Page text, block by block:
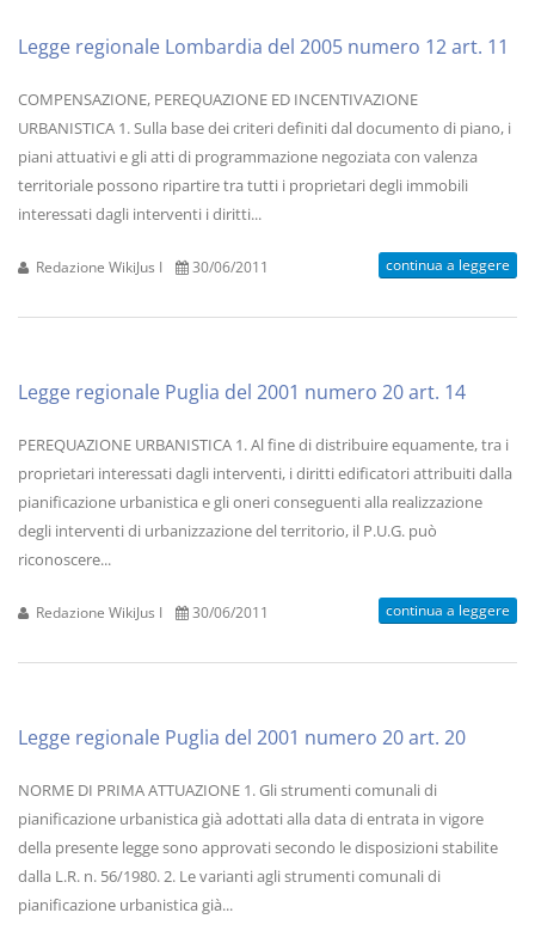
Legge regionale Lombardia del 2005 numero 12 art. 11
COMPENSAZIONE, PEREQUAZIONE ED INCENTIVAZIONE
URBANISTICA 1. Sulla base dei criteri definiti dal documento di piano, i
piani attuativi e gli atti di programmazione negoziata con valenza
territoriale possono ripartire tra tutti i proprietari degli immobili
interessati dagli interventi i diritti...
Redazione WikiJus I 30/06/2011 continua a leggere
Legge regionale Puglia del 2001 numero 20 art. 14
PEREQUAZIONE URBANISTICA 1. Al fine di distribuire equamente, tra i
proprietari interessati dagli interventi, i diritti edificatori attribuiti dalla
pianificazione urbanistica e gli oneri conseguenti alla realizzazione
degli interventi di urbanizzazione del territorio, il P.U.G. può
riconoscere...
Redazione WikiJus I 30/06/2011 continua a leggere
Legge regionale Puglia del 2001 numero 20 art. 20
NORME DI PRIMA ATTUAZIONE 1. Gli strumenti comunali di
pianificazione urbanistica già adottati alla data di entrata in vigore
della presente legge sono approvati secondo le disposizioni stabilite
dalla L.R. n. 56/1980. 2. Le varianti agli strumenti comunali di
pianificazione urbanistica già...